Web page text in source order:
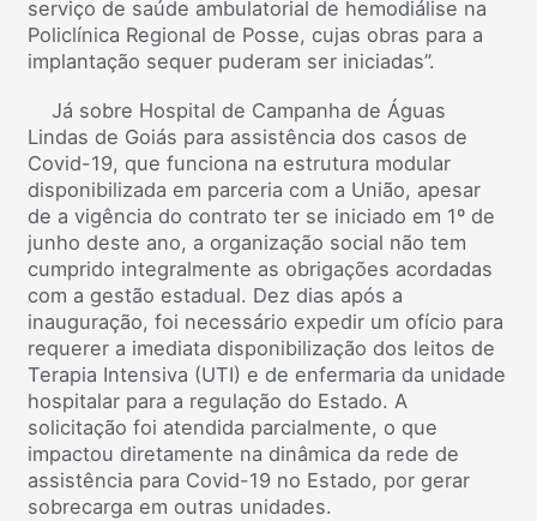
serviço de saúde ambulatorial de hemodiálise na
Policlínica Regional de Posse, cujas obras para a
implantação sequer puderam ser iniciadas”.
Já sobre Hospital de Campanha de Águas
Lindas de Goiás para assistência dos casos de
Covid-19, que funciona na estrutura modular
disponibilizada em parceria com a União, apesar
de a vigência do contrato ter se iniciado em 1º de
junho deste ano, a organização social não tem
cumprido integralmente as obrigações acordadas
com a gestão estadual. Dez dias após a
inauguração, foi necessário expedir um ofício para
requerer a imediata disponibilização dos leitos de
Terapia Intensiva (UTI) e de enfermaria da unidade
hospitalar para a regulação do Estado. A
solicitação foi atendida parcialmente, o que
impactou diretamente na dinâmica da rede de
assistência para Covid-19 no Estado, por gerar
sobrecarga em outras unidades.